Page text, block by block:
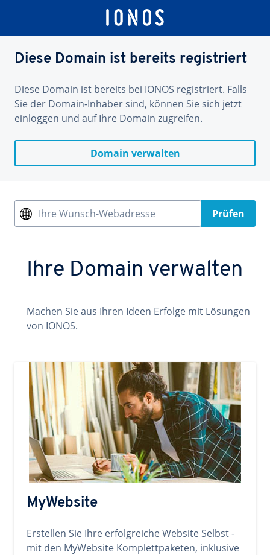
Diese Domain ist bereits registriert
Diese Domain ist bereits bei IONOS registriert. Falls
Sie der Domain-Inhaber sind, können Sie sich jetzt
einloggen und auf Ihre Domain zugreifen.
Domain verwalten
Ihre Wunsch-Webadresse Prüfen
Ihre Domain verwalten
Machen Sie aus Ihren Ideen Erfolge mit Lösungen
von IONOS.
MyWebsite
Erstellen Sie Ihre erfolgreiche Website Selbst -
mit den MyWebsite Komplettpaketen, inklusive